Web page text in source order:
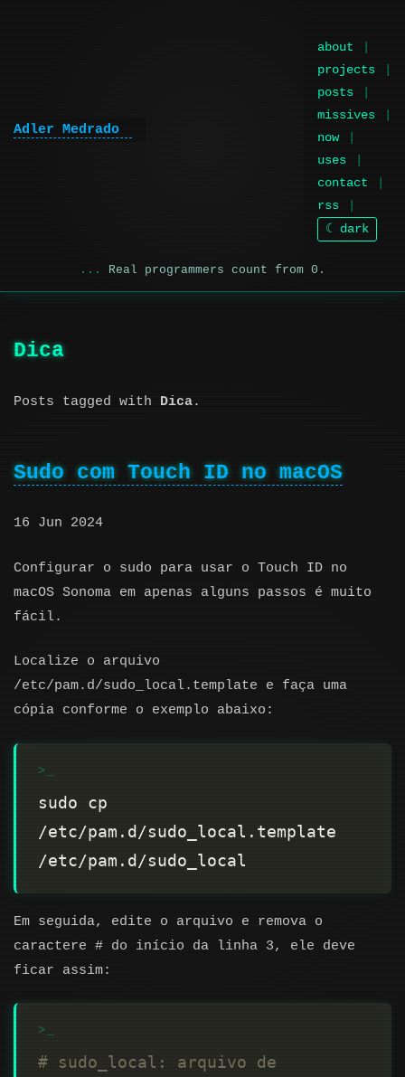
Adler Medrado
about
projects
posts
missives
now
uses
contact
rss
☾ dark
Real programmers count from 0.
Dica
Posts tagged with Dica.
Sudo com Touch ID no macOS
16 Jun 2024
Configurar o sudo para usar o Touch ID no
macOS Sonoma em apenas alguns passos é muito
fácil.
Localize o arquivo
/etc/pam.d/sudo_local.template e faça uma
cópia conforme o exemplo abaixo:
sudo cp
/etc/pam.d/sudo_local.template
Em seguida, edite o arquivo e remova o
caractere # do início da linha 3, ele deve
ficar assim:
# sudo_local: arquivo de